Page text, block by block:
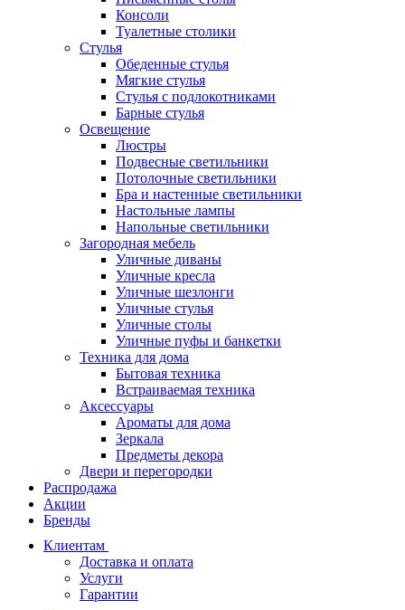
Консоли
Туалетные столики
Стулья
Обеденные стулья
Мягкие стулья
Стулья с подлокотниками
Барные стулья
Освещение
Люстры
Подвесные светильники
Потолочные светильники
Бра и настенные светильники
Настольные лампы
Напольные светильники
Загородная мебель
Уличные диваны
Уличные кресла
Уличные шезлонги
Уличные стулья
Уличные столы
Уличные пуфы и банкетки
Техника для дома
Бытовая техника
Встраиваемая техника
Аксессуары
Ароматы для дома
Зеркала
Предметы декора
Двери и перегородки
Распродажа
Акции
Бренды
Клиентам
Доставка и оплата
Услуги
Гарантии